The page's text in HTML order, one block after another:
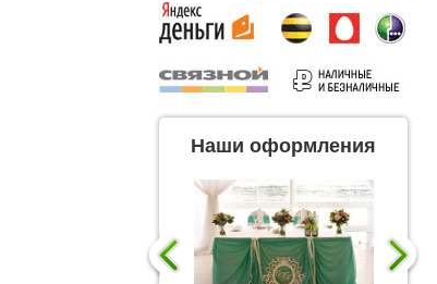
Наши оформления